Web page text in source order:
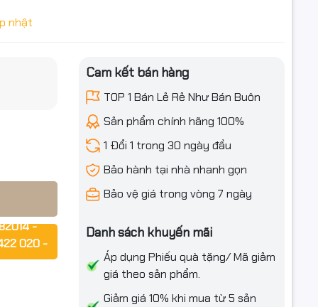
nhật
-
020 -
Cam kết bán hàng
TOP 1 Bán Lẻ Rẻ Như Bán Buôn
Sản phẩm chính hãng 100%
1 Đổi 1 trong 30 ngày đầu
Bảo hành tại nhà nhanh gọn
Bảo vệ giá trong vòng 7 ngày
Danh sách khuyến mãi
Áp dụng Phiếu quà tặng/ Mã giảm
giá theo sản phẩm.
Giảm giá 10% khi mua từ 5 sản
đồ